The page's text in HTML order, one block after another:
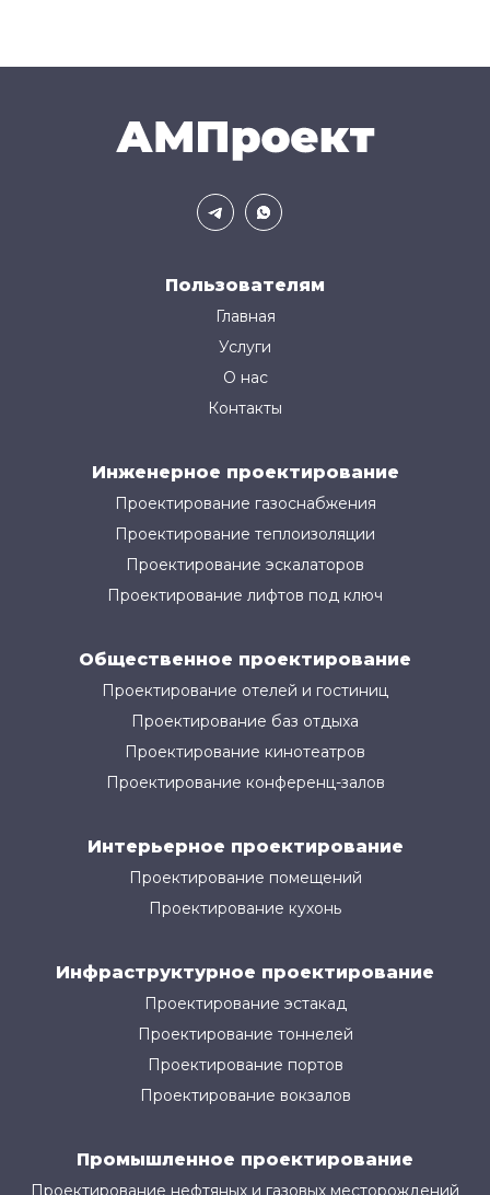
Пользователям
Главная
Услуги
О нас
Контакты
Инженерное проектирование
Проектирование газоснабжения
Проектирование теплоизоляции
Проектирование эскалаторов
Проектирование лифтов под ключ
Общественное проектирование
Проектирование отелей и гостиниц
Проектирование баз отдыха
Проектирование кинотеатров
Проектирование конференц-залов
Интерьерное проектирование
Проектирование помещений
Проектирование кухонь
Инфраструктурное проектирование
Проектирование эстакад
Проектирование тоннелей
Проектирование портов
Проектирование вокзалов
Промышленное проектирование
Проектирование нефтяных и газовых месторождений